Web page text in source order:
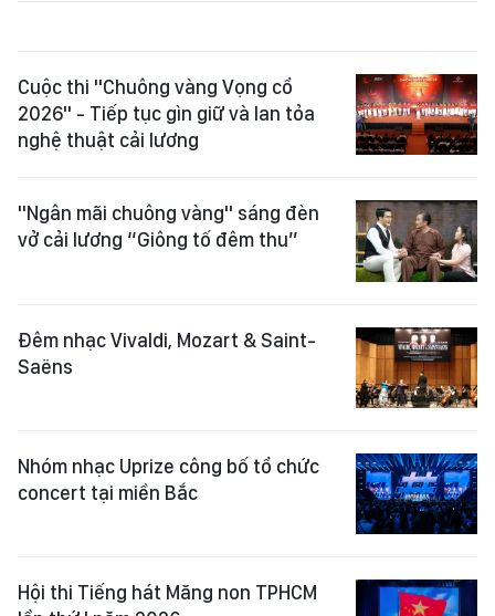
Cuộc thi "Chuông vàng Vọng cổ
2026" - Tiếp tục gìn giữ và lan tỏa
nghệ thuật cải lương
"Ngân mãi chuông vàng" sáng đèn
vở cải lương “Giông tố đêm thu”
Đêm nhạc Vivaldi, Mozart & Saint-
Saëns
Nhóm nhạc Uprize công bố tổ chức
concert tại miền Bắc
Hội thi Tiếng hát Măng non TPHCM